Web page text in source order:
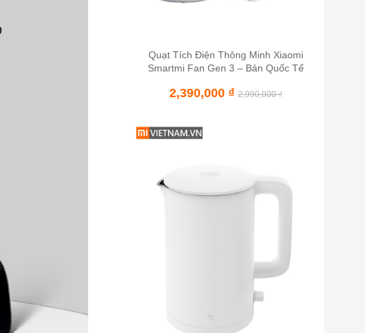
Quạt Tích Điện Thông Minh Xiaomi
Smartmi Fan Gen 3 – Bản Quốc Tế
2,390,000 ₫ 2,990,000₫